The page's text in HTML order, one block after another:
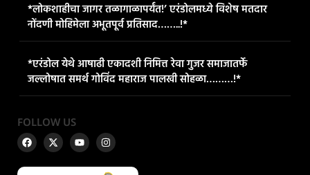
*लोकशाहीचा जागर तळागाळापर्यंत!’ एरंडोलमध्ये विशेष मतदार
नोंदणी मोहिमेला अभूतपूर्व प्रतिसाद……..!*
*एरंडोल येथे आषाढी एकादशी निमित्त रेवा गुजर समाजातर्फे
जल्लोषात समर्थ गोविंद महाराज पालखी सोहळा………!*
FOLLOW US